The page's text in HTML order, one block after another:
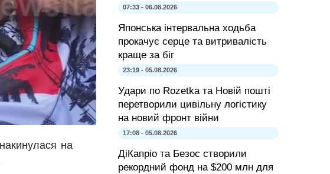
на
07:33 - 06.08.2026
Японська інтервальна ходьба
прокачує серце та витривалість
краще за біг
23:19 - 05.08.2026
Удари по Rozetka та Новій пошті
перетворили цивільну логістику
на новий фронт війни
17:08 - 05.08.2026
ДіКапріо та Безос створили
рекордний фонд на $200 млн для